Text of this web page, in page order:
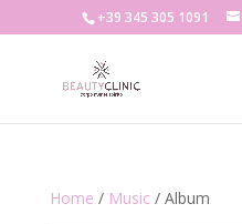
+39 345 305 1091
Home / Music / Album